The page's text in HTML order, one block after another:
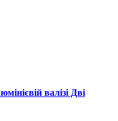
валізі Дві